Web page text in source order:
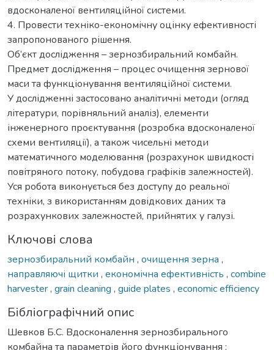
вдосконаленої вентиляційної системи.
4. Провести техніко-економічну оцінку ефективності
запропонованого рішення.
Об’єкт дослідження – зернозбиральний комбайн.
Предмет дослідження – процес очищення зернової
маси та функціонування вентиляційної системи.
У дослідженні застосовано аналітичні методи (огляд
літератури, порівняльний аналіз), елементи
інженерного проєктування (розробка вдосконаленої
схеми вентиляції), а також чисельні методи
математичного моделювання (розрахунок швидкості
повітряного потоку, побудова графіків залежностей).
Уся робота виконується без доступу до реальної
техніки, з використанням довідкових даних та
розрахункових залежностей, прийнятих у галузі.
Ключові слова
зернозбиральний комбайн , очищення зерна ,
направляючі щитки , економічна ефективність , combine
harvester, grain cleaning , guide plates , economic efficiency
Бібліографічний опис
Шевков Б.С. Вдосконалення зернозбирального
комбайна та параметрів його функціонування :